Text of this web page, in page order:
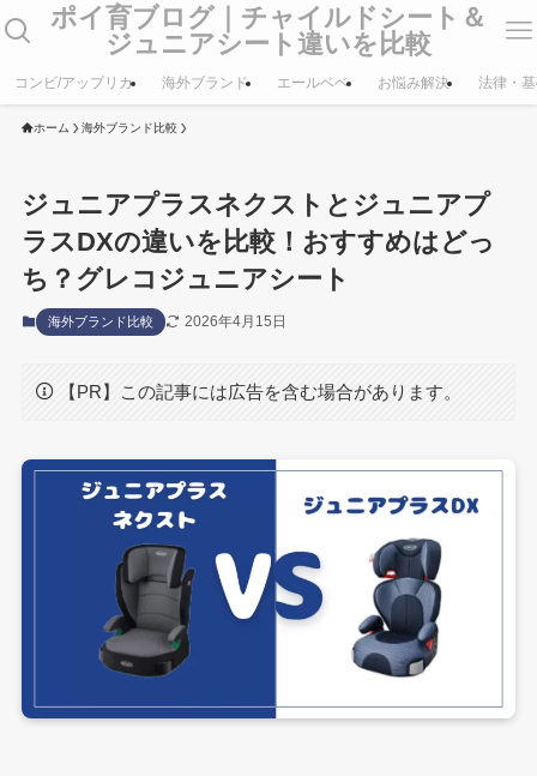
ポイ育ブログ｜チャイルドシート＆
ジュニアシート違いを比較
コンビ/アップリカ 海外ブランド エールベベ お悩み解決 法律・
ホーム 海外ブランド比較
ジュニアプラスネクストとジュニアプ
ラスDXの違いを比較！おすすめはどっ
ち？グレコジュニアシート
海外ブランド比較 2026年4月15日
【PR】この記事には広告を含む場合があります。